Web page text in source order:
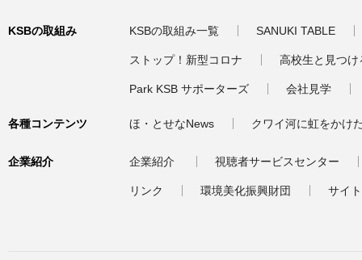
KSBの取組み KSBの取組み一覧 SANUKI TABLE
ストップ！新型コロナ 高校生と見つ
Park KSB サポーターズ 会社見学
各種コンテンツ ほ・とせなNews クワイ河に虹をかけ
企業紹介 企業紹介 視聴者サービスセンター
リンク 環境美化振興財団 サイ